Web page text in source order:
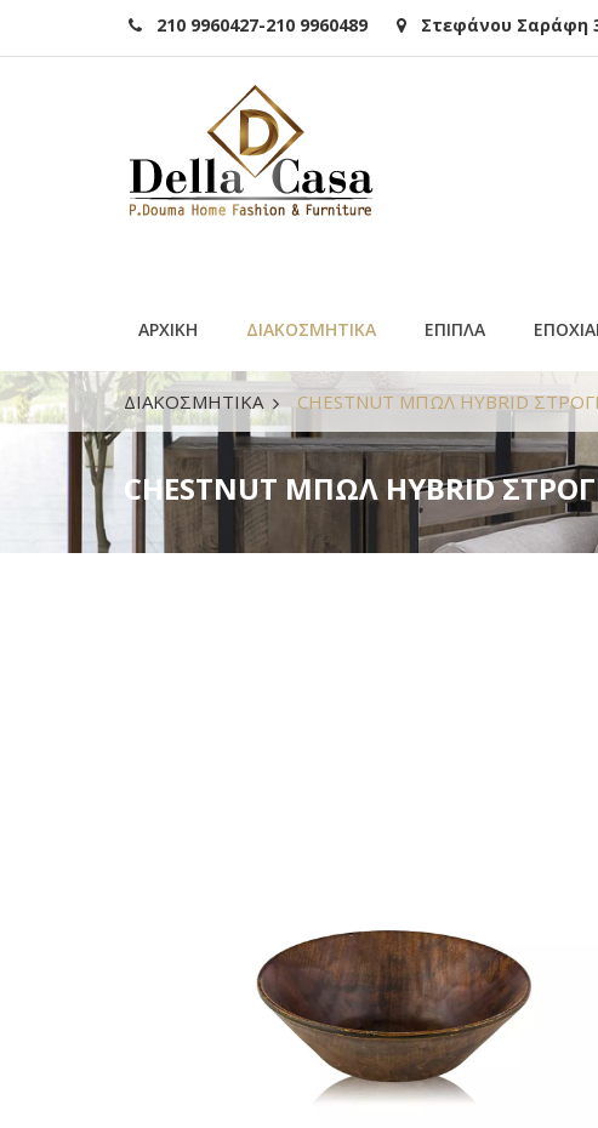
210 9960427-210 9960489 Στεφάνου Σαράφη
ΑΡΧΙΚΗ ΔΙΑΚΟΣΜΗΤΙΚΑ ΕΠΙΠΛΑ
ΔΙΑΚΟΣΜΗΤΙΚΑ CHESTNUT ΜΠΩΛ HYBRID
CHESTNUT ΜΠΩΛ HYBRID